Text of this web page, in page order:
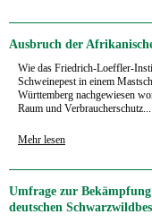
Ausbruch der
Wie das Friedrich-Loeffler-
Schweinepest in einem
Württemberg nachgewiesen
Raum und Verbraucherschutz...
Mehr lesen
Umfrage zur
deutschen